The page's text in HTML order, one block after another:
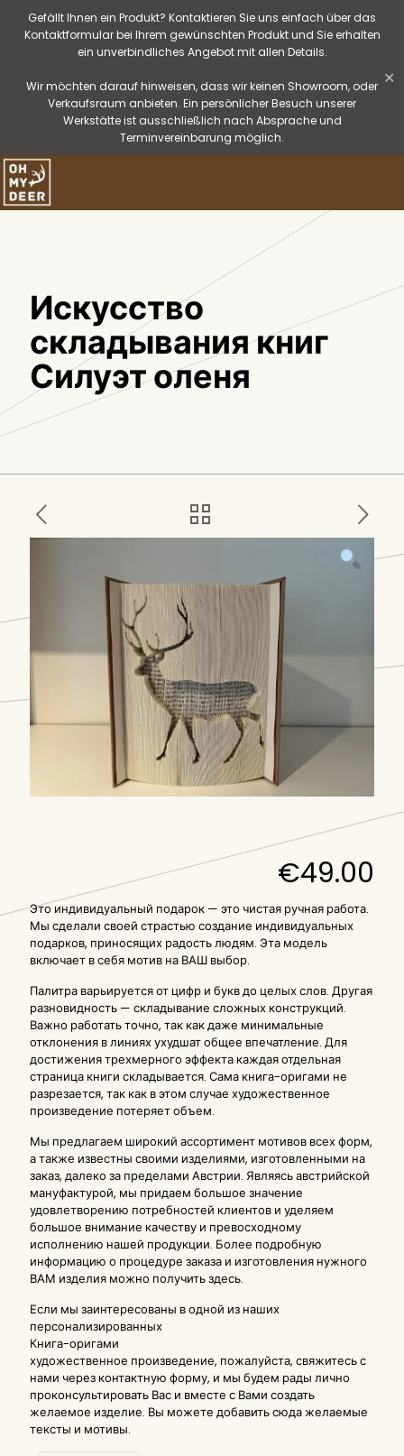
Gefällt Ihnen ein Produkt? Kontaktieren Sie uns einfach über das
Kontaktformular bei Ihrem gewünschten Produkt und Sie erhalten
ein unverbindliches Angebot mit allen Details.
Wir möchten darauf hinweisen, dass wir keinen Showroom, oder
Verkaufsraum anbieten. Ein persönlicher Besuch unserer
Werkstätte ist ausschließlich nach Absprache und
Terminvereinbarung möglich.
✕
Искусство
складывания книг
Силуэт оленя
€49.00
Это индивидуальный подарок — это чистая ручная работа.
Мы сделали своей страстью создание индивидуальных
подарков, приносящих радость людям. Эта модель
включает в себя мотив на ВАШ выбор.
Палитра варьируется от цифр и букв до целых слов. Другая
разновидность — складывание сложных конструкций.
Важно работать точно, так как даже минимальные
отклонения в линиях ухудшат общее впечатление. Для
достижения трехмерного эффекта каждая отдельная
страница книги складывается. Сама книга-оригами не
разрезается, так как в этом случае художественное
произведение потеряет объем.
Мы предлагаем широкий ассортимент мотивов всех форм,
а также известны своими изделиями, изготовленными на
заказ, далеко за пределами Австрии. Являясь австрийской
мануфактурой, мы придаем большое значение
удовлетворению потребностей клиентов и уделяем
большое внимание качеству и превосходному
исполнению нашей продукции. Более подробную
информацию о процедуре заказа и изготовления нужного
ВАМ изделия можно получитьздесь.
Если мы заинтересованы в одной из наших
персонализированных
Книга-оригами
художественное произведение, пожалуйста, свяжитесь с
нами через контактную форму, и мы будем рады лично
проконсультировать Вас и вместе с Вами создать
желаемое изделие. Вы можете добавить сюда желаемые
тексты и мотивы.